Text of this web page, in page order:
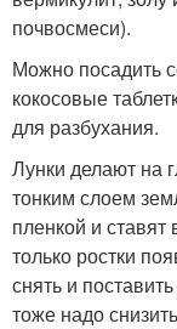
почвосмеси).
Можно посадить
кокосовые
для разбухания.
Лунки делают на
тонким слоем
пленкой и
только ростки
снять и
тоже надо